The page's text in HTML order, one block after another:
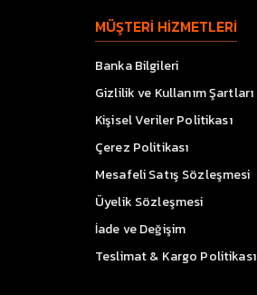
MÜŞTERİ HİZMETLERİ
Banka Bilgileri
Gizlilik ve Kullanım Şartları
Kişisel Veriler Politikası
Çerez Politikası
Mesafeli Satış Sözleşmesi
Üyelik Sözleşmesi
İade ve Değişim
Teslimat & Kargo Politikası